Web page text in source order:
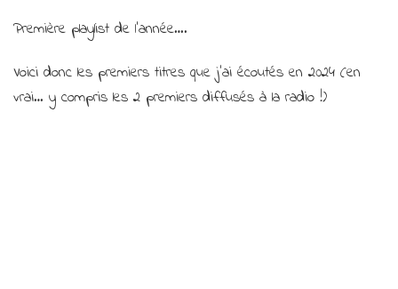
2024
Première playlist de l’année….
Voici donc les premiers titres que j’ai écoutés en 2024 (en
vrai… y compris les 2 premiers diffusés à la radio !)